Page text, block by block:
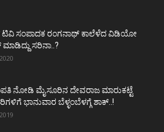
ಟಿವಿ ಸಂಪಾದಕ ರಂಗನಾಥ್ ಕಾಲೆಳೆದ ವಿಡಿಯೋ
ಸರಿನಾ..?
ನೋಡಿ ಮೈಸೂರಿನ ದೇವರಾಜ ಮಾರುಕಟ್ಟೆ
ಭಾನುವಾರ ಬೆಳ್ಳಂಬೆಳಗ್ಗೆ ಶಾಕ್..!